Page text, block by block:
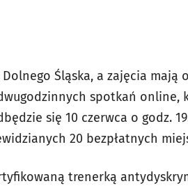
Śląska, a zajęcia mają
spotkań online,
się 10 czerwca o godz.
20 bezpłatnych
trenerką